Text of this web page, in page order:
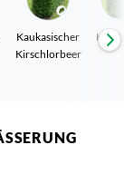
Kaukasischer
Kirschlorbeer